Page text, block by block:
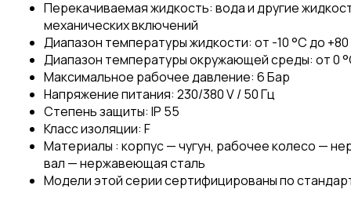
Перекачиваемая жидкость: вода и другие
механических включений
Диапазон температуры жидкости: от -10 °C до +80
Диапазон температуры окружающей среды: от 0
Максимальное рабочее давление: 6 Бар
Напряжение питания: 230/380 V / 50 Гц
Степень защиты: IP 55
Класс изоляции: F
Материалы : корпус — чугун, рабочее колесо —
вал — нержавеющая сталь
Модели этой серии сертифицированы по